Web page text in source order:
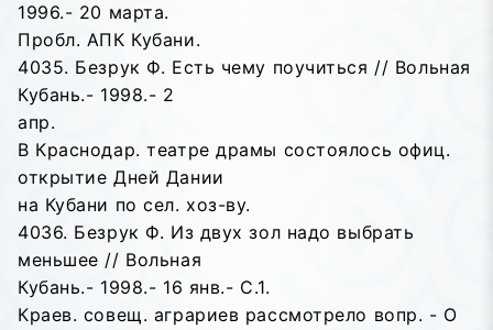
1996.- 20 марта.
Пробл. АПК Кубани.
4035. Безрук Ф. Есть чему поучиться // Вольная
Кубань.- 1998.- 2
апр.
В Краснодар. театре драмы состоялось офиц.
открытие Дней Дании
на Кубани по сел. хоз-ву.
4036. Безрук Ф. Из двух зол надо выбрать
меньшее // Вольная
Кубань.- 1998.- 16 янв.- С.1.
Краев. совещ. аграриев рассмотрело вопр. - О